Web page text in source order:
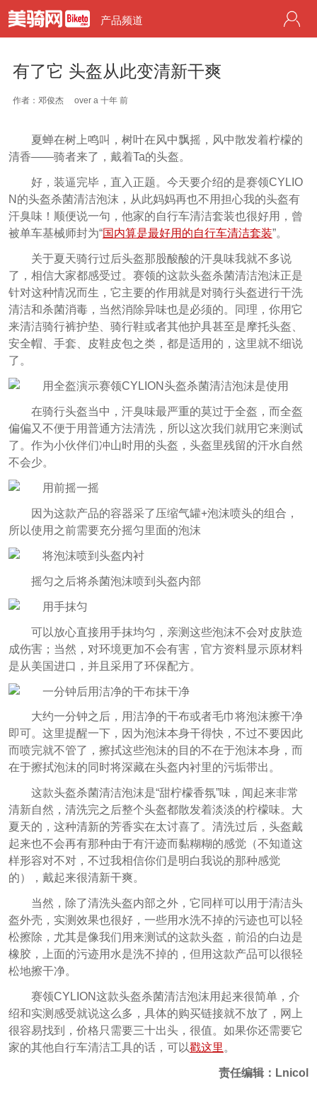
产品频道
有了它 头盔从此变清新干爽
作者：邓俊杰 over a 十年 前
夏蝉在树上鸣叫，树叶在风中飘摇，风中散发着柠檬的
清香——骑者来了，戴着Ta的头盔。
好，装逼完毕，直入正题。今天要介绍的是赛领CYLIO
N的头盔杀菌清洁泡沫，从此妈妈再也不用担心我的头盔有
汗臭味！顺便说一句，他家的自行车清洁套装也很好用，曾
被单车基械师封为“国内算是最好用的自行车清洁套装”。
关于夏天骑行过后头盔那股酸酸的汗臭味我就不多说
了，相信大家都感受过。赛领的这款头盔杀菌清洁泡沫正是
针对这种情况而生，它主要的作用就是对骑行头盔进行干洗
清洁和杀菌消毒，当然消除异味也是必须的。同理，你用它
来清洁骑行裤护垫、骑行鞋或者其他护具甚至是摩托头盔、
安全帽、手套、皮鞋皮包之类，都是适用的，这里就不细说
了。
在骑行头盔当中，汗臭味最严重的莫过于全盔，而全盔
偏偏又不便于用普通方法清洗，所以这次我们就用它来测试
了。 作为小伙伴们冲山时用的头盔，头盔里残留的汗水自然
不会少。
因为这款产品的容器采了压缩气罐+泡沫喷头的组合，
所以使用之前需要充分摇匀里面的泡沫
摇匀之后将杀菌泡沫喷到头盔内部
可以放心直接用手抹均匀，亲测这些泡沫不会对皮肤造
成伤害；当然，对环境更加不会有害，官方资料显示原材料
是从美国进口，并且采用了环保配方。
大约一分钟之后，用洁净的干布或者毛巾将泡沫擦干净
即可。这里提醒一下，因为泡沫本身干得快，不过不要因此
而喷完就不管了，擦拭这些泡沫的目的不在于泡沫本身，而
在于擦拭泡沫的同时将深藏在头盔内衬里的污垢带出。
这款头盔杀菌清洁泡沫是“甜柠檬香氛”味，闻起来非常
清新自然，清洗完之后整个头盔都散发着淡淡的柠檬味。大
夏天的，这种清新的芳香实在太讨喜了。清洗过后，头盔戴
起来也不会再有那种由于有汗迹而黏糊糊的感觉（不知道这
样形容对不对，不过我相信你们是明白我说的那种感觉
的），戴起来很清新干爽。
当然，除了清洗头盔内部之外，它同样可以用于清洁头
盔外壳，实测效果也很好，一些用水洗不掉的污迹也可以轻
松擦除，尤其是像我们用来测试的这款头盔，前沿的白边是
橡胶，上面的污迹用水是洗不掉的，但用这款产品可以很轻
松地擦干净。
赛领CYLION这款头盔杀菌清洁泡沫用起来很简单，介
绍和实测感受就说这么多，具体的购买链接就不放了，网上
很容易找到，价格只需要三十出头，很值。如果你还需要它
家的其他自行车清洁工具的话，可以戳这里 。
责任编辑：Lnicol